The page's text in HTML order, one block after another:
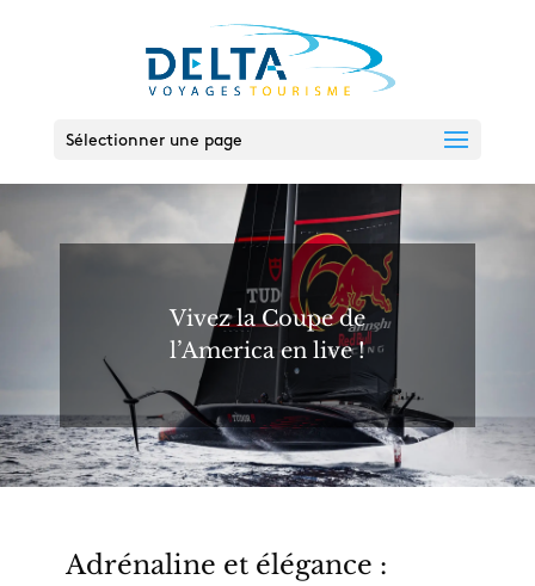
Sélectionner une page
Vivez la Coupe de
l’America en live !
Adrénaline et élégance :